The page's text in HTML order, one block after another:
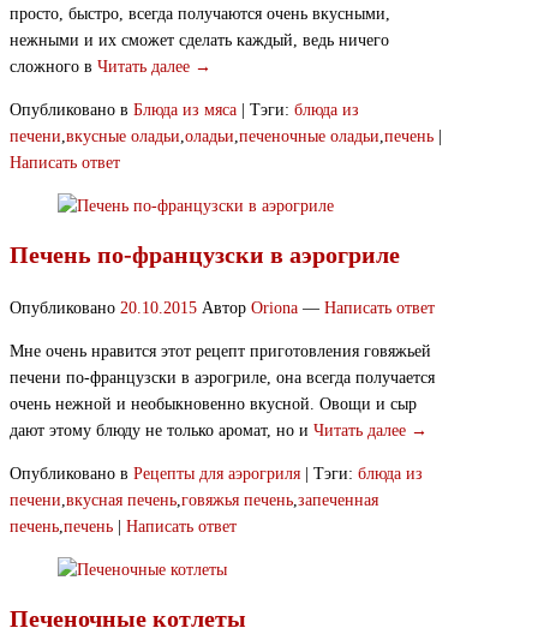
просто, быстро, всегда получаются очень вкусными,
нежными и их сможет сделать каждый, ведь ничего
сложного в Читать далее →
Опубликовано в Блюда из мяса Тэги: блюда из
печени,вкусные оладьи,оладьи,печеночные оладьи,печень
Написать ответ
Печень по-французски в аэрогриле
Опубликовано 20.10.2015 Автор Oriona — Написать ответ
Мне очень нравится этот рецепт приготовления говяжьей
печени по-французски в аэрогриле, она всегда получается
очень нежной и необыкновенно вкусной. Овощи и сыр
дают этому блюду не только аромат, но и Читать далее →
Опубликовано в Рецепты для аэрогриля Тэги: блюда из
печени,вкусная печень,говяжья печень,запеченная
печень,печень Написать ответ
Печеночные котлеты